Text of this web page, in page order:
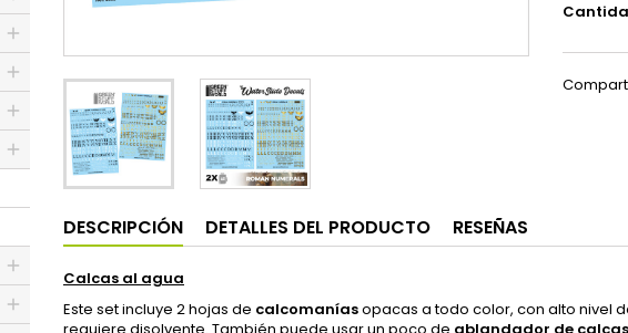
DESCRIPCIÓN DETALLES DEL PRODUCTO RESEÑAS
Calcas al agua
Este set incluye 2 hojas de calcomaníasopacas a todo color, con alto nivel